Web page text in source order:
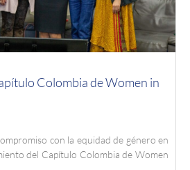
Colombia de Women in
con la equidad de género en
del Capítulo Colombia de Women